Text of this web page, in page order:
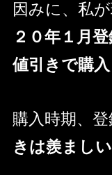
因みに、私
２０年１月
値引きで購
購入時期、
きは羨まし